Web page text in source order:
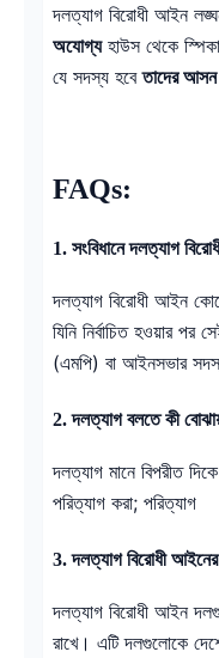
দলত্যাগ বিরোধী আইন
অযোগ্যহাউস থেকে
যে সদস্য হবেতাদের আসন
FAQs:
1. সংবিধানে দলত্যাগ
দলত্যাগ বিরোধী আইন
যিনি নির্বাচিত হওয়ার
(এমপি) বা আইনসভার
2.দলত্যাগ বলতে কী
দলত্যাগ মানে বিপরীত
পরিত্যাগ করা; পরিত্যাগ
3.দলত্যাগ বিরোধী আইনের
দলত্যাগ বিরোধী আইন
রাখে। এটি দলগুলোকে